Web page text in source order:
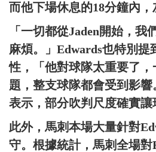
而他下場休息的18分鐘內，
「一切都從Jaden開始，我
麻煩。」Edwards也特別提
性，「他對球隊太重要了
題，整支球隊都會受到影
表示，部分吹判尺度確實讓
此外，馬刺本場大量針對
守。根據統計，馬刺全場對